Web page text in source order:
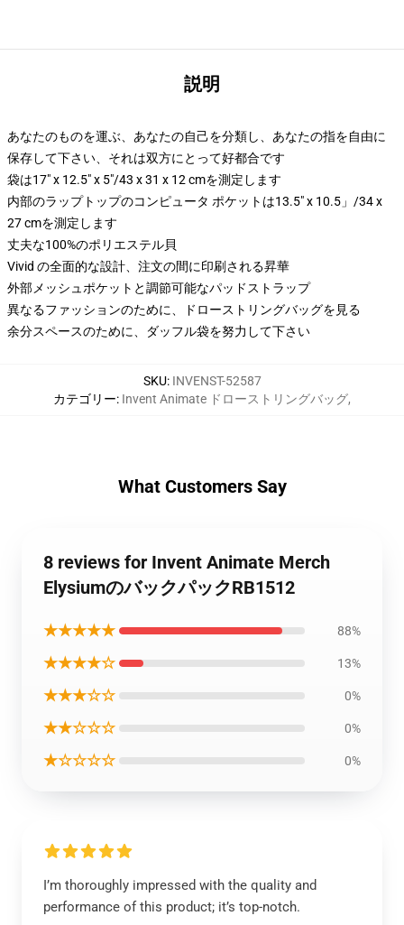
説明
あなたのものを運ぶ、あなたの自己を分類し、あなたの指を自由に
保存して下さい、それは双方にとって好都合です
袋は17" x 12.5" x 5"/43 x 31 x 12 cmを測定します
内部のラップトップのコンピュータ ポケットは13.5" x 10.5」/34 x
27 cmを測定します
丈夫な100%のポリエステル貝
Vivid の全面的な設計、注文の間に印刷される昇華
外部メッシュポケットと調節可能なパッドストラップ
異なるファッションのために、ドローストリングバッグを見る
余分スペースのために、ダッフル袋を努力して下さい
SKU: INVENST-52587
カテゴリー: Invent Animate ドローストリングバッグ,
What Customers Say
8 reviews for Invent Animate Merch
ElysiumのバックパックRB1512
★★★★★ 88%
★★★★☆ 13%
★★★☆☆ 0%
★★☆☆☆ 0%
★☆☆☆☆ 0%
I’m thoroughly impressed with the quality and
performance of this product; it’s top-notch.